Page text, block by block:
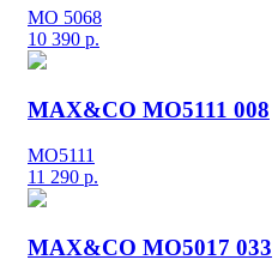
MO 5068
10 390 р.
MAX&CO MO5111 008
MO5111
11 290 р.
MAX&CO MO5017 033